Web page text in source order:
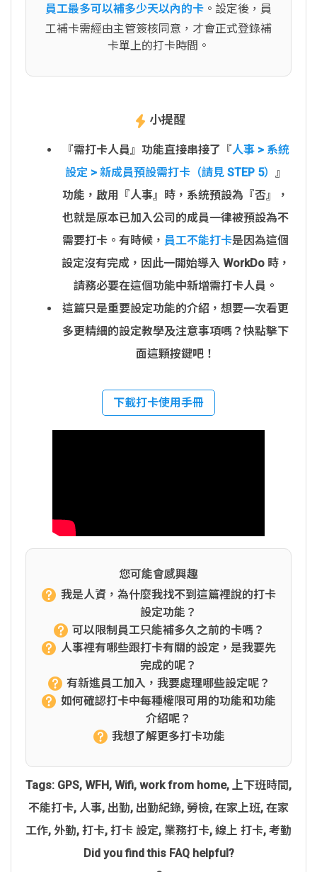
員工最多可以補多少天以內的卡 。設定後，員
工補卡需經由主管簽核同意，才會正式登錄補
卡單上的打卡時間。
小提醒
『需打卡人員』功能直接串接了『人事 > 系統
設定 > 新成員預設需打卡（請見 STEP 5） 』
功能，啟用『人事』時，系統預設為『否』，
也就是原本已加入公司的成員一律被預設為不
需要打卡。有時候， 員工不能打卡是因為這個
設定沒有完成，因此一開始導入 WorkDo 時，
請務必要在這個功能中新增需打卡人員。
這篇只是重要設定功能的介紹，想要一次看更
多更精細的設定教學及注意事項嗎？快點擊下
面這顆按鍵吧！
下載打卡使用手冊
您可能會感興趣
我是人資，為什麼我找不到這篇裡說的打卡
設定功能？
可以限制員工只能補多久之前的卡嗎？
人事裡有哪些跟打卡有關的設定，是我要先
完成的呢？
有新進員工加入，我要處理哪些設定呢？
如何確認打卡中每種權限可用的功能和功能
介紹呢？
我想了解更多打卡功能
Tags: GPS, WFH , Wifi, work from home, 上下班時間 ,
不能打卡, 人事, 出勤, 出勤紀錄, 勞檢, 在家上班, 在家
工作, 外勤, 打卡, 打卡 設定, 業務打卡, 線上 打卡, 考勤
Did you find this FAQ helpful?